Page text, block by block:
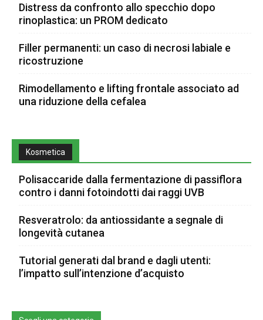
Distress da confronto allo specchio dopo
rinoplastica: un PROM dedicato
Filler permanenti: un caso di necrosi labiale e
ricostruzione
Rimodellamento e lifting frontale associato ad
una riduzione della cefalea
Kosmetica
Polisaccaride dalla fermentazione di passiflora
contro i danni fotoindotti dai raggi UVB
Resveratrolo: da antiossidante a segnale di
longevità cutanea
Tutorial generati dal brand e dagli utenti:
l’impatto sull’intenzione d’acquisto